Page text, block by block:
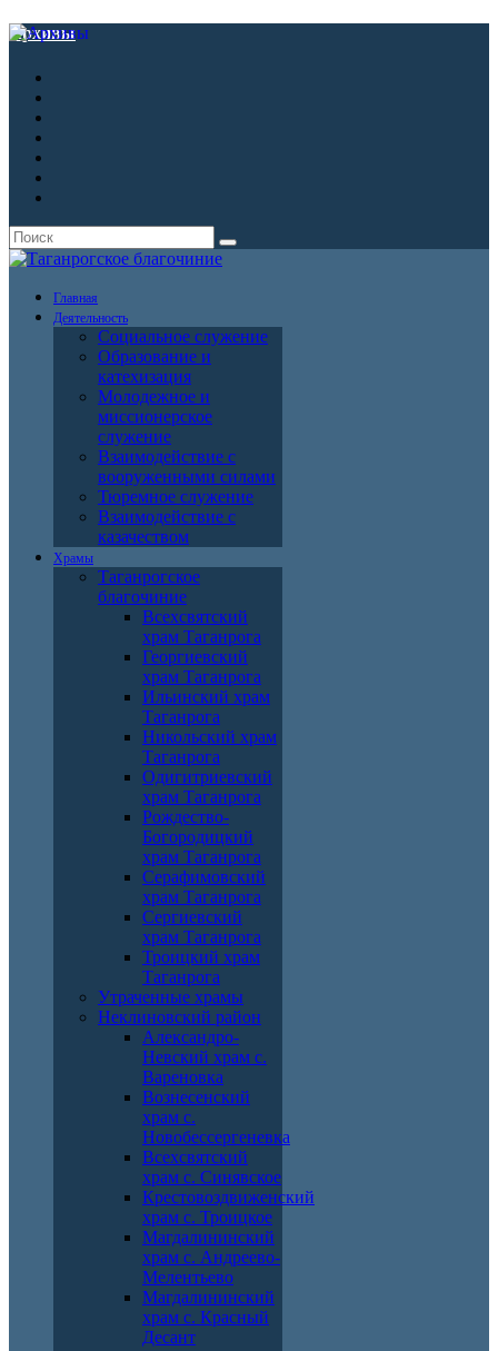
Архивы
Главная
Деятельность
Социальное служение
Образование и
катехизация
Молодежное и
миссионерское
служение
Взаимодействие с
вооруженными силами
Тюремное служение
Взаимодействие с
казачеством
Храмы
Таганрогское
благочиние
Всехсвятский
храм Таганрога
Георгиевский
храм Таганрога
Ильинский храм
Таганрога
Никольский храм
Таганрога
Одигитриевский
храм Таганрога
Рождество-
Богородицкий
храм Таганрога
Серафимовский
храм Таганрога
Сергиевский
храм Таганрога
Троицкий храм
Таганрога
Утраченные храмы
Неклиновский район
Александро-
Невский храм с.
Вареновка
Вознесенский
храм с.
Новобессергеневка
Всехсвятский
храм с. Синявское
Крестовоздвиженский
храм с. Троицкое
Магдалининский
храм с. Андреево-
Мелентьево
Магдалининский
храм с. Красный
Десант